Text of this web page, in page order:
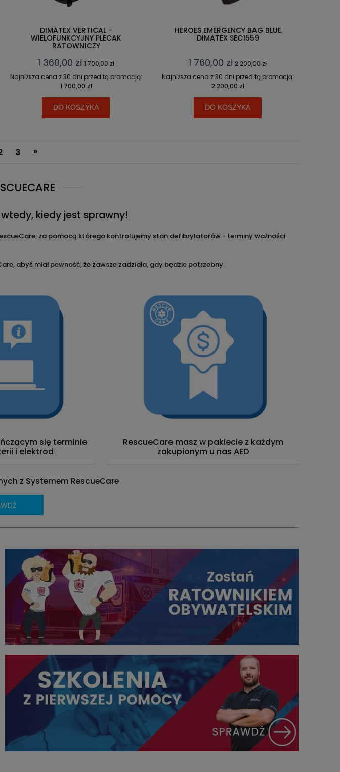
DIMATEX VERTICAL -
WIELOFUNKCYJNY PLECAK
RATOWNICZY
1 360,00 zł1 700,00 zł
Najniższa cena z 30 dni przed tą promocją:
1 700,00 zł
DO KOSZYKA
HEROES EMERGENCY BAG BLUE
DIMATEX SEC1559
1 760,00 zł2 200,00 zł
Najniższa cena z 30 dni przed tą promocją:
2 200,00 zł
DO KOSZYKA
3 »
kiedy jest sprawny!
za pomocą którego kontrolujemy stan defibrylatorów - terminy ważności
abyś miał pewność, że zawsze zadziała, gdy będzie potrzebny.
się terminie
i elektrod
RescueCare masz w pakiecie z każdym
zakupionym u nas AED
z Systemem RescueCare